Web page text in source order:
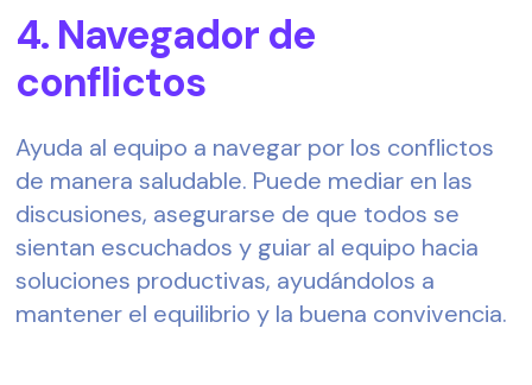
4. Navegador de
conflictos
Ayuda al equipo a navegar por los conflictos
de manera saludable. Puede mediar en las
discusiones, asegurarse de que todos se
sientan escuchados y guiar al equipo hacia
soluciones productivas, ayudándolos a
mantener el equilibrio y la buena convivencia.